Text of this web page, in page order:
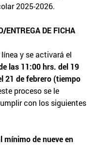
2025-2026.
ENTREGA DE FICHA
y se activará el
las 11:00 hrs. del 19
21 de febrero (tiempo
proceso se le
con los siguientes
mínimo de nueveen